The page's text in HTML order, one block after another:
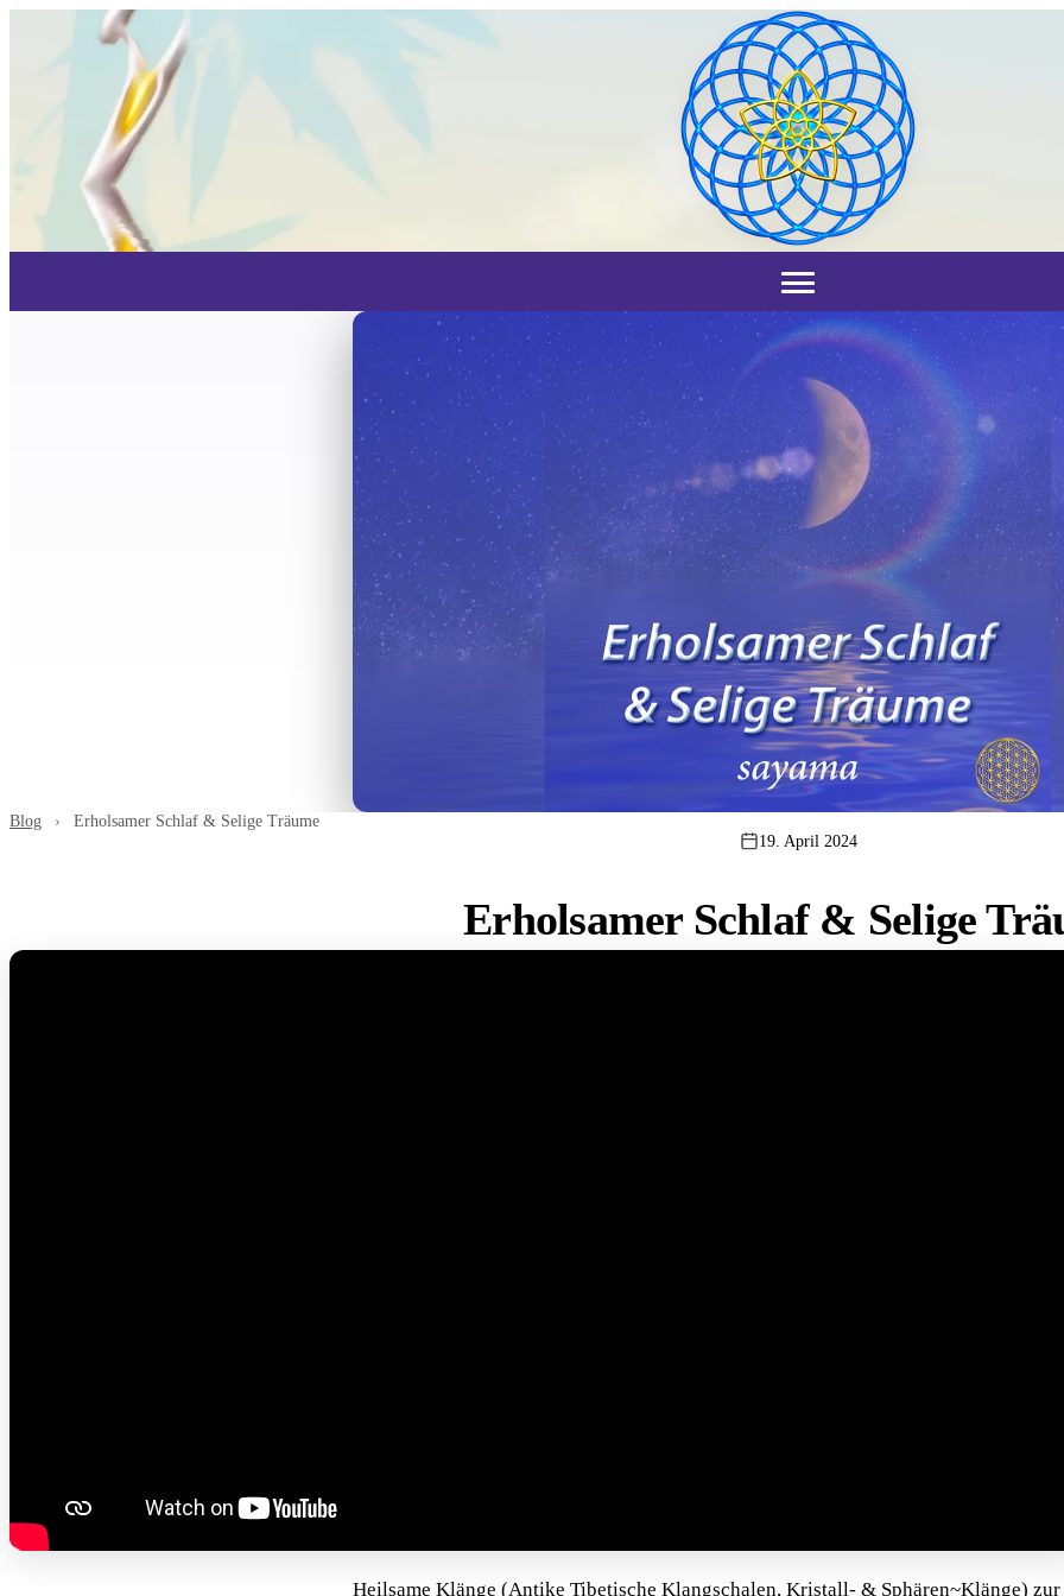
Blog › Erholsamer Schlaf & Selige Träume
19. April 2024
Erholsamer Schlaf & Selige
Heilsame Klänge (Antike Tibetische Klangschalen, Kristall- & Sphären~Klänge)